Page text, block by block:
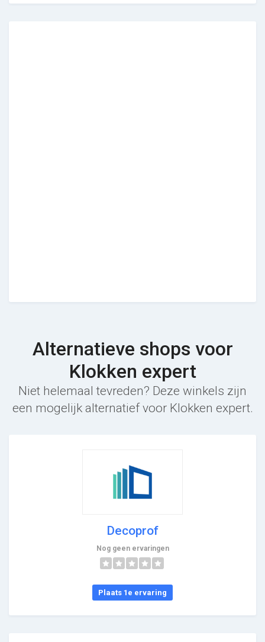
Alternatieve shops voor
Klokken expert
Niet helemaal tevreden? Deze winkels zijn
een mogelijk alternatief voor Klokken expert.
Decoprof
Nog geen ervaringen
Plaats 1e ervaring